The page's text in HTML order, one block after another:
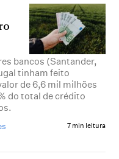
bancos (Santander,
tinham feito
de 6,6 mil milhões
do total de crédito
7 min leitura